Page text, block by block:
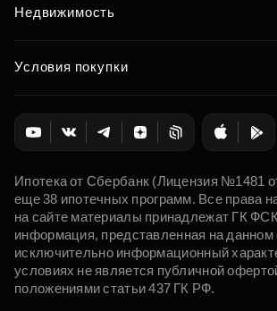
Недвижимость
Условия покупки
Ипотека от Сбербанк (Лицензия №1481
еще 38 ипотечных программ. Все права
на сайте материалы принадлежат ГК
информация, представленная на данном
исключительно информационный
условиях не является публичной
положениями статьи 437 ГК РФ.